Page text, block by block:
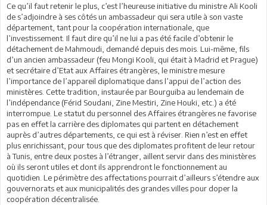
Ce qu’il faut retenir le plus, c’est l’heureuse initiative du ministre Ali Kooli
de s’adjoindre à ses côtés un ambassadeur qui sera utile à son vaste
département, tant pour la coopération internationale, que
l’investissement. Il faut dire qu’il ne lui a pas été facile d’obtenir le
détachement de Mahmoudi, demandé depuis des mois. Lui-même, fils
d’un ancien ambassadeur (feu Mongi Kooli, qui était à Madrid et Prague)
et secrétaire d’Etat aux Affaires étrangères, le ministre mesure
l’importance de l’appareil diplomatique dans l’appui de l’action des
ministères. Cette tradition, instaurée par Bourguiba au lendemain de
l’indépendance (Férid Soudani, Zine Mestiri, Zine Houki, etc.) a été
interrompue. Le statut du personnel des Affaires étrangères ne favorise
pas en effet la carrière des diplomates qui partent en détachement
auprès d’autres départements, ce qui est à réviser. Rien n’est en effet
plus enrichissant, pour tous que des diplomates profitent de leur retour
à Tunis, entre deux postes à l’étranger, aillent servir dans des ministères
où ils seront utiles et dont ils apprendront le fonctionnement au
quotidien. Le périmètre des affectations pourrait d’ailleurs s’étendre aux
gouvernorats et aux municipalités des grandes villes pour doper la
coopération décentralisée.